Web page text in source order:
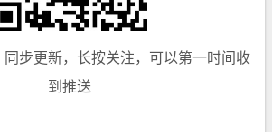
步更新，长按关注，可以第一时间收
到推送